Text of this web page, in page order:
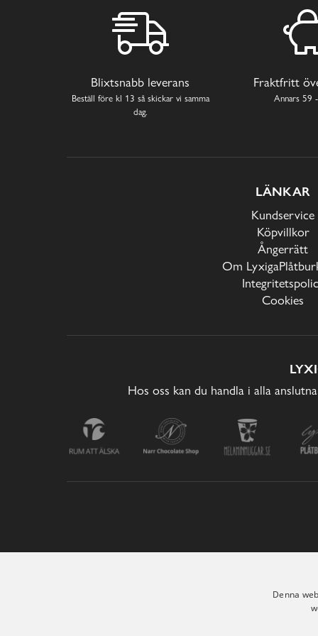
Blixtsnabb leverans
Beställ före kl 13 så skickar vi samma
dag.
Fraktfritt
Annars 59
LÄNKAR
Kundservice
Köpvillkor
Ångerrätt
Om
Cookies
Hos oss kan du handla i alla
Denna